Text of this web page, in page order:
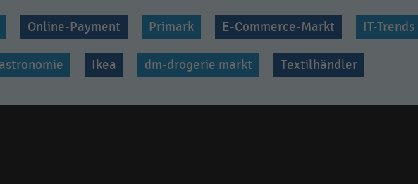
Online-Payment Primark E-Commerce-Markt IT-Trends
Ikea dm-drogerie markt Textilhändler